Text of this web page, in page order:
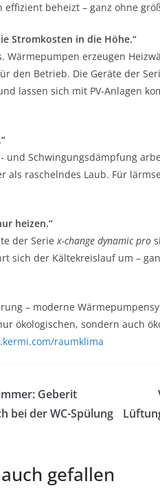
beheizt – ganz ohne
Stromkosten in die Höhe.“
Wärmepumpen erzeugen
den Betrieb. Die Geräte der
lassen sich mit PV-Anlagen
und Schwingungsdämpfung
als raschelndes Laub. Für
heizen.“
der Seriex-change dynamic pro
sich der Kältekreislauf um –
– moderne
ökologischen, sondern auch
raumklima
Geberit
bei der WC-Spülung
gefallen